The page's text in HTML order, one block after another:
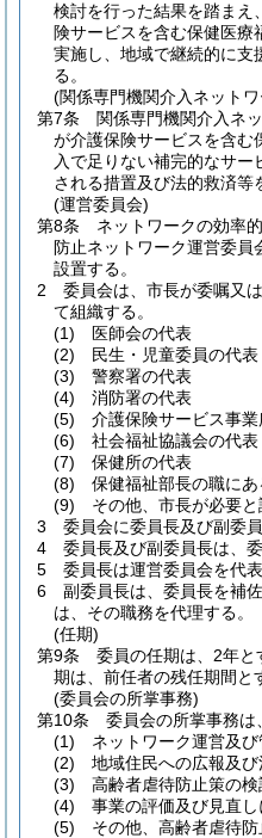
検討を行った結果を踏まえ
険サービスを含む保健医療
実施し、地域で継続的に支
る。
(関係専門機関介入ネット
第7条
関係専門機関介入ネ
が介護保険サービスを含む
入で足りない補完的なサー
される措置及び法的救済等
(運営委員会)
第8条
ネットワークの効率
防止ネットワーク運営委員
設置する。
2
委員会は、市長が委嘱又
て組織する。
(1)
医師会の代表
(2)
民生・児童委員の代表
(3)
警察署の代表
(4)
消防署の代表
(5)
介護保険サービス事
(6)
社会福祉協議会の代表
(7)
保健所の代表
(8)
保健福祉部長の職にあ
(9)
その他、市長が必要
3
委員会に委員長及び副委員
4
委員長及び副委員長は、
5
委員長は運営委員会を代
6
副委員長は、委員長を補
は、その職務を代理する。
(任期)
第9条
委員の任期は、2年と
期は、前任者の残任期間と
(委員会の所掌事務)
第10条
委員会の所掌事務は
(1)
ネットワーク運営及び
(2)
地域住民への広報及び
(3)
高齢者虐待防止策の検
(4)
事業の評価及び見直し
(5)
その他、高齢者虐待防